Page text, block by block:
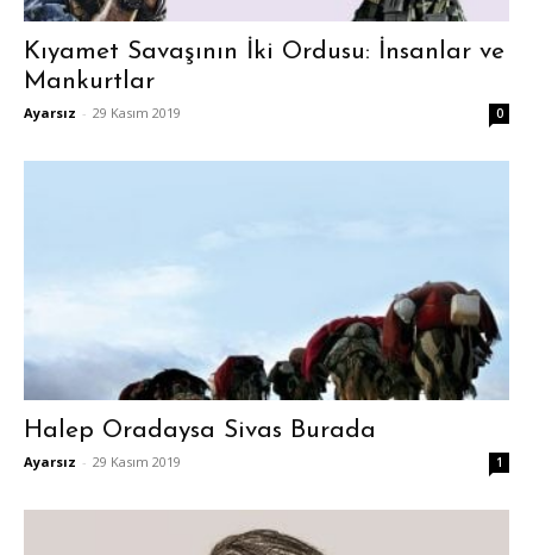
Kıyamet Savaşının İki Ordusu: İnsanlar ve
Mankurtlar
Ayarsız - 29 Kasım 2019 0
Halep Oradaysa Sivas Burada
Ayarsız - 29 Kasım 2019 1